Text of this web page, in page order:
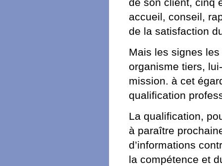
de son client, cinq
accueil, conseil,
de la satisfaction
Mais les signes
organisme tiers,
mission. à cet
qualification
La qualification,
à paraître
d’informations
la compétence et